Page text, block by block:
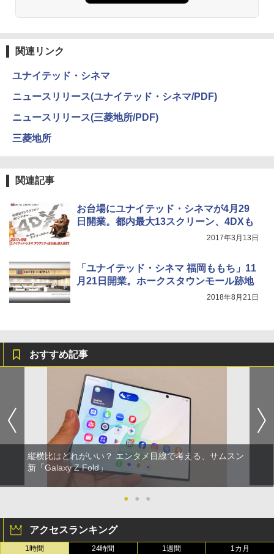
関連リンク
ユナイテッド・シネマ
ニュースリリース(ユナイテッド・シネマ/PDF)
ニュースリリース(三菱地所/PDF)
三菱地所
関連記事
お台場にユナイテッド・シネマが4月29
日開業。都内最大13スクリーン、4DXも
2017年3月13日
「ユナイテッド・シネマ 福岡ももち」11
月21日開業。ホークスタウンモール跡地
2018年8月21日
おすすめ記事
縦横比はどれがいい？ エンタメ目線で考える、サムスン
新「Galaxy Z Fold」
● ● ●
アクセスランキング
1時間 24時間 1週間 1カ月